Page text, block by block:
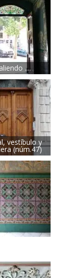
....
vestíbulo y
(núm.47)